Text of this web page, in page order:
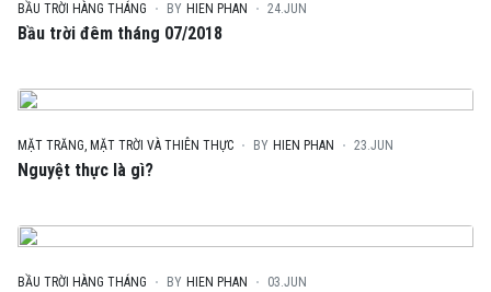
BẦU TRỜI HÀNG THÁNG BY HIEN PHAN 24.JUN
Bầu trời đêm tháng 07/2018
MẶT TRĂNG, MẶT TRỜI VÀ THIÊN THỰC BY HIEN PHAN 23.JUN
Nguyệt thực là gì?
BẦU TRỜI HÀNG THÁNG BY HIEN PHAN 03.JUN